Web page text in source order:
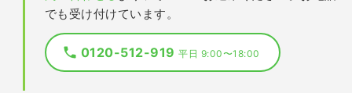
でも受け付けています。
0120-512-919平日 9:00〜18:00